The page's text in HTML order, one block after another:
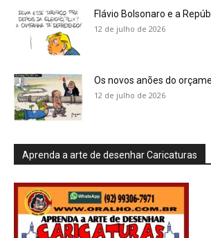
Flávio Bolsonaro e a
12 de julho de 2026
Os novos anões do
12 de julho de 2026
Aprenda a arte de desenhar Caricaturas